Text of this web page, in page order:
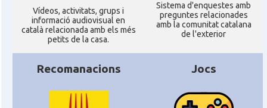
CAMON Catalans a NURNBERG
CAMON Catalans a OLDENBURG
CAMON Catalans a ROSTOCK
Ví­deos, activitats, grups i
informació audiovisual en
català relacionada amb els més
petits de la casa.
Sistema d'enquestes amb
preguntes relacionades
amb la comunitat catalana
de l'exterior
Recomanacions Jocs